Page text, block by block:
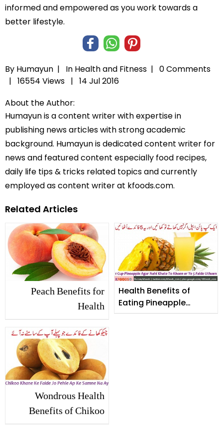
informed and empowered as you work towards a
better lifestyle.
By Humayun | In Health and Fitness | 0 Comments
| 16554 Views | 14 Jul 2016
About the Author:
Humayun is a content writer with expertise in
publishing news articles with strong academic
background. Humayun is dedicated content writer for
news and featured content especially food recipes,
daily life tips & tricks related topics and currently
employed as content writer at kfoods.com.
Related Articles
Peach Benefits for
Health
Health Benefits of
Eating Pineapple
Wondrous Health
Benefits of Chikoo